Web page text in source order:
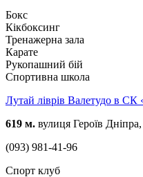
Бокс
Кікбоксинг
Тренажерна зала
Карате
Рукопашний бій
Спортивна школа
Лутай ліврів Валетудо в
619 м. вулиця Героїв
(093) 981-41-96
Спорт клуб